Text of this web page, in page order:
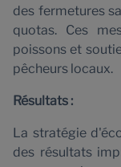
des fermetures
quotas. Ces
poissons et
pêcheurs locaux.
Résultats :
La stratégie
des résultats